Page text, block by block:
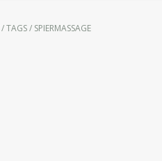
/TAGS/ SPIERMASSAGE